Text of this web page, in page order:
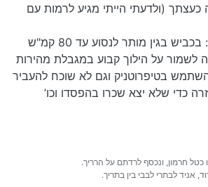
כעצתך (ולדעתי הייתי מגיע לרמות עם
הערה נוספת כדוגמה: בכביש בגין מותר לנסוע עד 80 קמ"ש
לשמור על הילוך קבוע במגבלת מהירות
בטיפרוטניק וגם לא שוכח להעביר
כדי שלא יצא שכרו בהפסדו וכו’
כטל חרמון, ונכסף לרדתם על הרריך.
אניד לבתרי לבבי בין בתריך.